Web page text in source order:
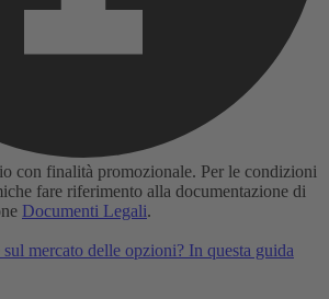
con finalità promozionale. Per le condizioni
fare riferimento alla documentazione di
Documenti Legali.
mercato delle opzioni? In questa guida